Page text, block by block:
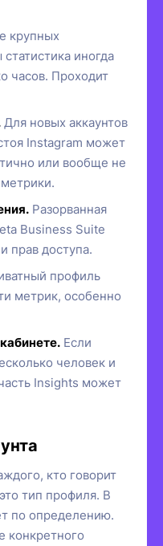
крупных
иногда
часов. Проходит
Для новых аккаунтов
Instagram может
или вообще не
Разорванная
Business Suite
прав доступа.
профиль
метрик, особенно
Если
человек и
Insights может
кто говорит
тип профиля. В
по определению.
конкретного